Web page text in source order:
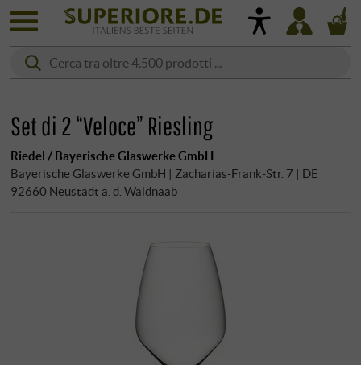
Set di 2 “Veloce” Riesling
Riedel / Bayerische Glaswerke GmbH
Bayerische Glaswerke GmbH | Zacharias-Frank-Str. 7 | DE
92660 Neustadt a. d. Waldnaab